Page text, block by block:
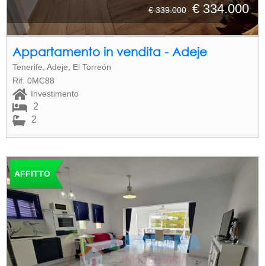
€ 339.000 € 334.000
Appartamento in vendita - Adeje
Tenerife, Adeje, El Torreón
Rif. 0MC88
Investimento
2
2
AFFITTO